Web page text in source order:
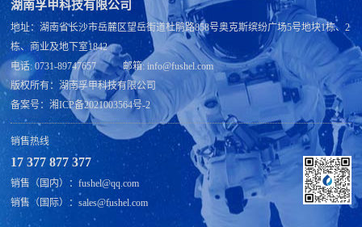
湖南孚甲科技有限公司
地址：湖南省长沙市岳麓区望岳街道杜鹃路858号奥克斯缤纷广场5号地块1栋、2
栋、商业及地下室1842
电话: 0731-89747657 邮箱: info@fushel.com
版权所有：湖南孚甲科技有限公司
备案号：湘ICP备2021003564号-2
销售热线
17 377 877 377
销售（国内）：fushel@qq.com
销售（国际）：sales@fushel.com